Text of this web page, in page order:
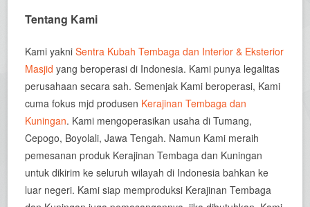
Tentang Kami
Kami yakniSentra Kubah Tembaga dan Interior & Eksterior
Masjid yang beroperasi di Indonesia. Kami punya legalitas
perusahaan secara sah. Semenjak Kami beroperasi, Kami
cuma fokus mjd produsen Kerajinan Tembaga dan
Kuningan. Kami mengoperasikan usaha di Tumang,
Cepogo, Boyolali, Jawa Tengah. Namun Kami meraih
pemesanan produk Kerajinan Tembaga dan Kuningan
untuk dikirim ke seluruh wilayah di Indonesia bahkan ke
luar negeri. Kami siap memproduksi Kerajinan Tembaga